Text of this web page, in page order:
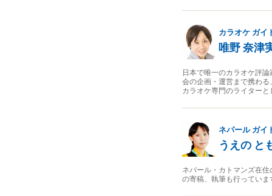
カラオケ ガイ
唯野 奈津
日本で唯一のカラオケ評
会の企画・運営まで携わ
カラオケ専門のライターと
ネパールガイ
うえの と
ネパール・カトマンズ在
の寄稿、執筆も行っていま